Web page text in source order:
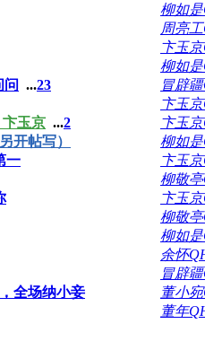
柳如
周亮
卞玉
柳如
问 ...23 冒辟
卞玉
玉京 ...2 卞玉
开帖写） 柳如
一 卞玉
柳敬
卞玉
柳敬
柳如
余怀
冒辟
全场纳小妾 董小
董年